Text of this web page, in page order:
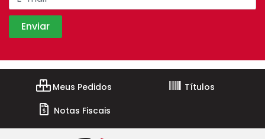
Meus Pedidos
Títulos
Notas Fiscais